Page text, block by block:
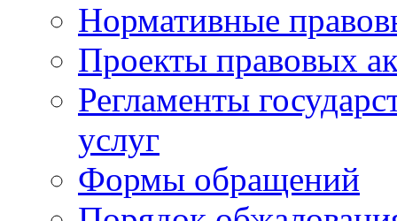
Нормативные
Проекты правовых
Регламенты
услуг
Формы обращений